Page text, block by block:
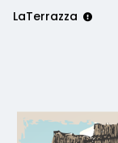
LaTerrazza